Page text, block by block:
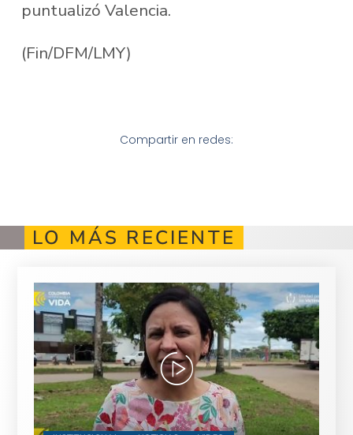
puntualizó Valencia.
(Fin/DFM/LMY)
Compartir en redes:
LO MÁS RECIENTE